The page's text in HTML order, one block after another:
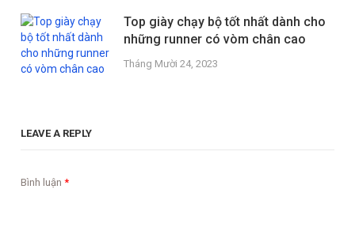
Top giày chạy bộ tốt nhất dành cho
những runner có vòm chân cao
Tháng Mười 24, 2023
LEAVE A REPLY
Bình luận*